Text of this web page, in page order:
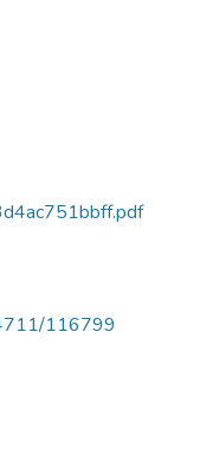
116799